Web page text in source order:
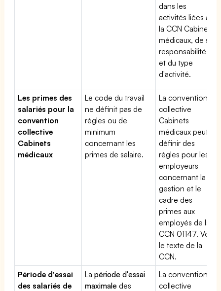
dans les
activités liées à
la CCN Cabinets
médicaux, de sa
responsabilité
et du type
d'activité.
Les primes des
salariés pour la
convention
collective
Cabinets
médicaux
Le code du travail
ne définit pas de
règles ou de
minimum
concernant les
primes de salaire.
La convention
collective
Cabinets
médicaux peut
définir des
règles pour les
employeurs
concernant la
gestion et le
cadre des
primes aux
employés de la
CCN 01147. Voir
le texte de la
CCN.
Période d'essai
des salariés de
Lapériode d'essai
maximale des
La convention
collective